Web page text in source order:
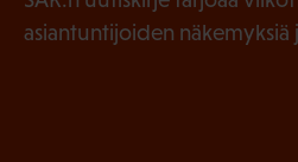
asiantuntijoiden näkemyksiä